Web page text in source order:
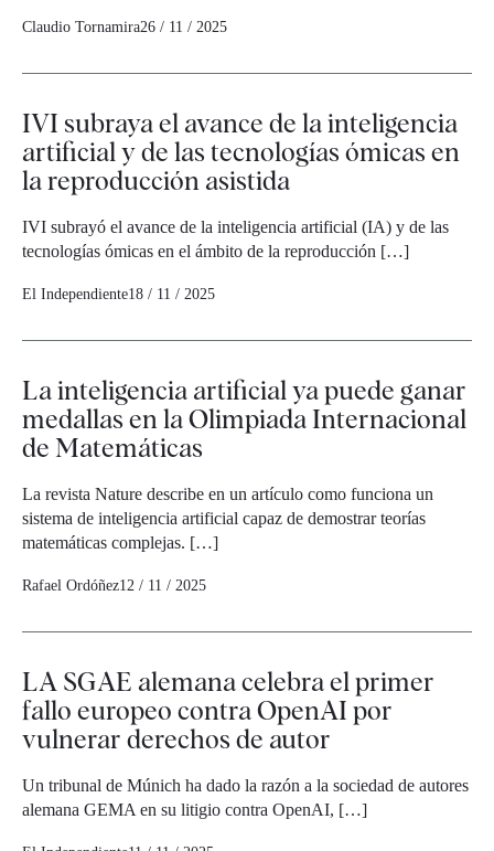
Claudio Tornamira26 / 11 / 2025
IVI subraya el avance de la inteligencia
artificial y de las tecnologías ómicas en
la reproducción asistida
IVI subrayó el avance de la inteligencia artificial (IA) y de las
tecnologías ómicas en el ámbito de la reproducción […]
El Independiente18 / 11 / 2025
La inteligencia artificial ya puede ganar
medallas en la Olimpiada Internacional
de Matemáticas
La revista Nature describe en un artículo como funciona un
sistema de inteligencia artificial capaz de demostrar teorías
matemáticas complejas. […]
Rafael Ordóñez12 / 11 / 2025
LA SGAE alemana celebra el primer
fallo europeo contra OpenAI por
vulnerar derechos de autor
Un tribunal de Múnich ha dado la razón a la sociedad de autores
alemana GEMA en su litigio contra OpenAI, […]